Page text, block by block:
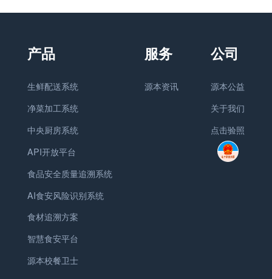
生鲜配送系统
净菜加工系统
中央厨房系统
API开放平台
食品安全质量追溯系统
AI食安风险识别系统
食材追溯方案
智慧食安平台
源本校餐卫士
源本资讯
源本公益
关于我们
点击验照